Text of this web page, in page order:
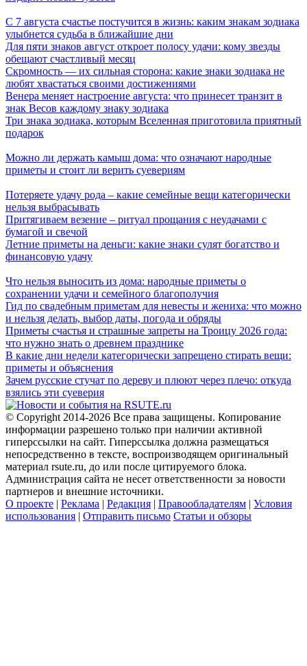
С 7 августа счастье постучится в жизнь: каким знакам зодиака
улыбнется судьба в ближайшие дни
Для пяти знаков август откроет полосу удачи: кому звезды
обещают счастливый месяц
Скромность — их сильная сторона: какие знаки зодиака не
любят хвастаться своими достижениями
Венера меняет настроение августа: что принесет транзит в
знак Весов каждому знаку зодиака
Три знака зодиака, которым Вселенная приготовила приятный
подарок
Можно ли держать камыш дома: что означают народные
приметы и стоит ли верить суевериям
Потеряете удачу рода – какие семейные вещи категорически
нельзя выбрасывать
Притягиваем везение – ритуал прощания с неудачами с
бумагой и свечой
Летние приметы на деньги: какие знаки сулят богатство и
финансовую удачу
Что нельзя выносить из дома: народные приметы о
сохранении удачи и семейного благополучия
Гид по свадебным приметам для невесты и жениха: что можно
и нельзя делать, выбор даты, погода и обряды
Приметы счастья и страшные запреты на Троицу 2026 года:
что нужно знать о древнем празднике
В какие дни недели категорически запрещено стирать вещи:
приметы и объяснения
Зачем русские стучат по дереву и плюют через плечо: откуда
взялись эти суеверия
© Copyright 2014-2026 Все права защищены. Копирование
информации разрешено только при наличии активной
гиперссылки на сайт. Гиперссылка должна размещаться
непосредственно в тексте, воспроизводящем оригинальный
материал rsute.ru, до или после цитируемого блока.
Администрация сайта не несет ответственности за новости
партнеров и внешние источники.
О проекте | Реклама | Редакция | Правообладателям | Условия
использования | Отправить письмо Статьи и обзоры